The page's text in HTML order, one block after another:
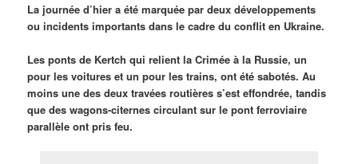
La journée d’hier a été marquée par deux développements
ou incidents importants dans le cadre du conflit en Ukraine.
Les ponts de Kertch qui relient la Crimée à la Russie, un
pour les voitures et un pour les trains, ont été sabotés. Au
moins une des deux travées routières s’est effondrée, tandis
que des wagons-citernes circulant sur le pont ferroviaire
parallèle ont pris feu.